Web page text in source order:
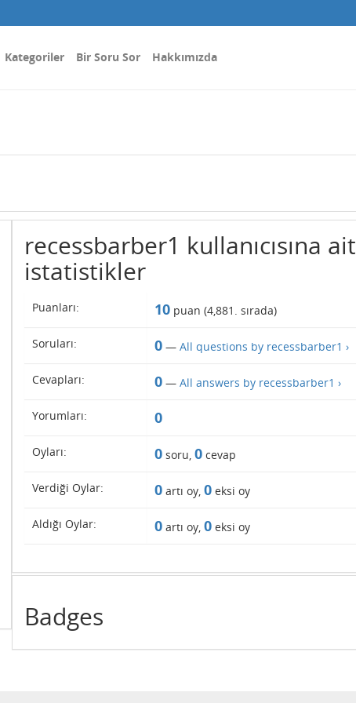
Kategoriler Bir Soru Sor Hakkımızda
recessbarber1 kullanıcısına ait
istatistikler
Puanları: 10puan (4,881 . sırada)
Soruları: 0— All questions by recessbarber1 ›
Cevapları: 0— All answers by recessbarber1 ›
Yorumları: 0
Oyları: 0soru, 0cevap
Verdiği Oylar: 0artı oy, 0eksi oy
Aldığı Oylar: 0artı oy, 0eksi oy
Badges